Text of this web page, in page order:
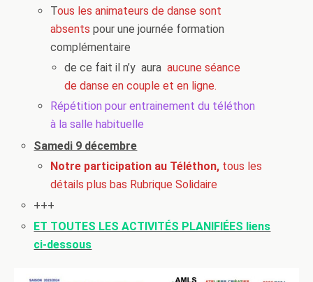
Tous les animateurs de danse sont
absentspour une journée formation
complémentaire
de ce fait il n’y auraaucune séance
de danse en couple et en ligne.
Répétition pour entrainement du téléthon
à la salle habituelle
Samedi 9 décembre
Notre participation au Téléthon, tous les
détails plus bas Rubrique Solidaire
+++
ET TOUTES LES ACTIVITÉS PLANIFIÉES liens
ci-dessous